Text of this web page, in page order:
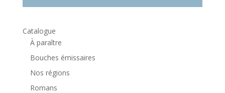
Catalogue
À paraître
Bouches émissaires
Nos régions
Romans